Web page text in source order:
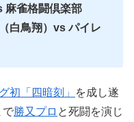
麻雀格闘倶楽部
白鳥翔）vs パイレ
初「四暗刻」
を成し遂
で勝又プロ と死闘を演じ